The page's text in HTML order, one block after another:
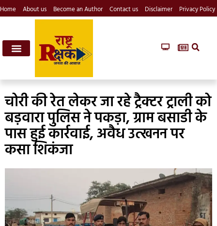
Home About us Become an Author Contact us Disclaimer Privacy Policy
चोरी की रेत लेकर जा रहे ट्रैक्टर ट्राली को
बड़वारा पुलिस ने पकड़ा, ग्राम बसाडी के
पास हुई कार्रवाई, अवैध उत्खनन पर
कसा शिकंजा